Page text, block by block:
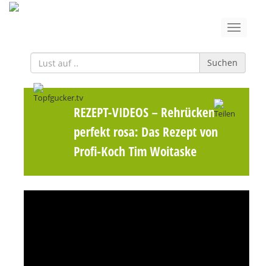
Suchen
REZEPT-VIDEOS– Rehrücken
perfekt rosa: Das Rezept von
Profi-Koch Tim Woitaske